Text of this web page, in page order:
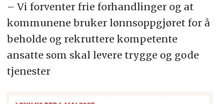
Glidningen ble av TBU beregnet til
0,8 prosent i 2024. Dette er
lønnstilleggene utenom de sentrale
oppgjørene, og det kan være
ansiennitetsopprykk, ny lønn i ny
– Vi forventer frie forhandlinger og at
kommunene bruker lønnsoppgjøret for å
beholde og rekruttere kompetente
ansatte som skal levere trygge og gode
tjenester